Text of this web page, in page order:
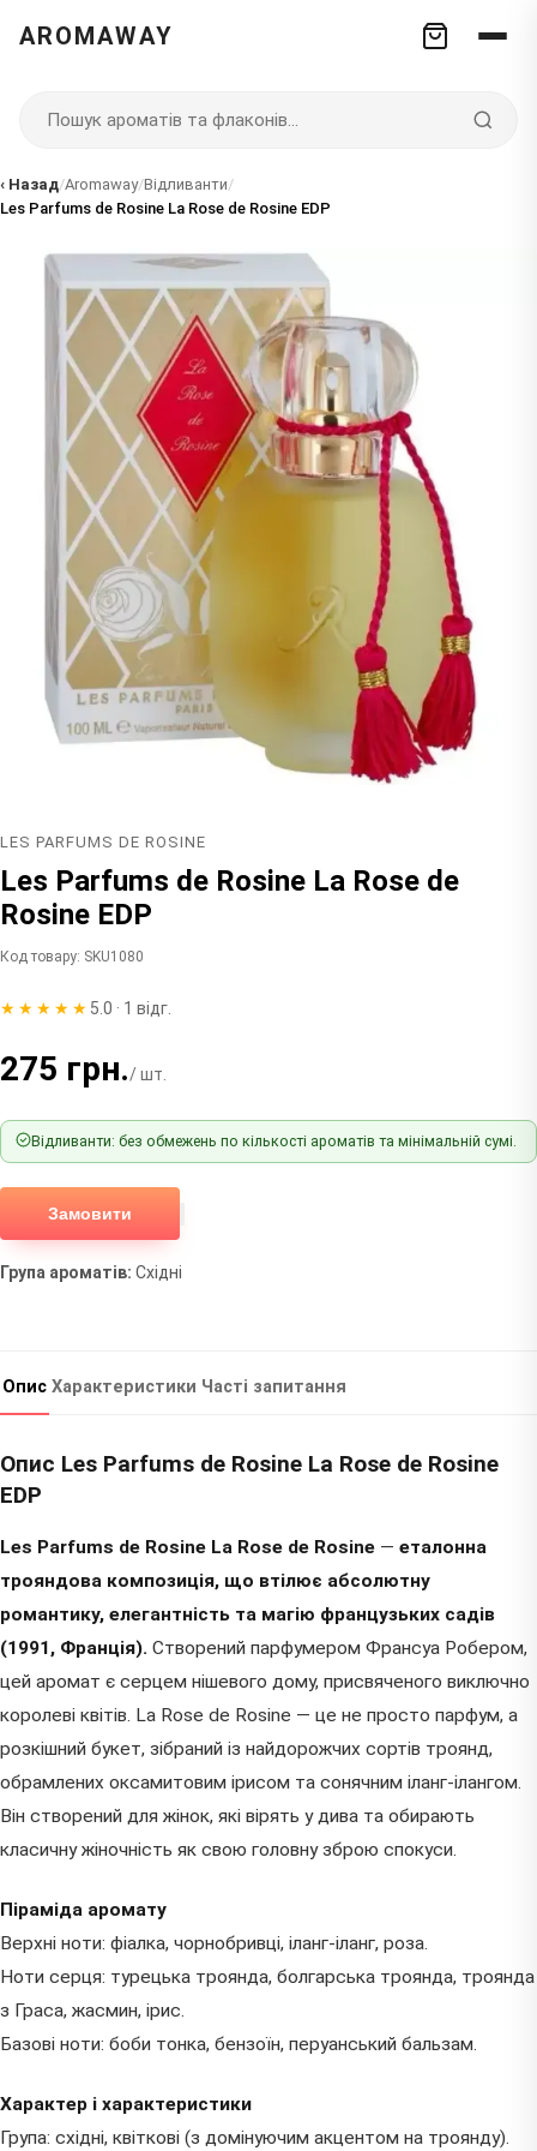
AROMAWAY
‹ Назад/Aromaway/Відливанти/
Les Parfums de Rosine La Rose de Rosine EDP
LES PARFUMS DE ROSINE
Les Parfums de Rosine La Rose de
Rosine EDP
Код товару: SKU1080
★★★★★ 5.0 · 1 відг.
275 грн./ шт.
Відливанти: без обмежень по кількості ароматів та мінімальній сумі.
Замовити
Група ароматів: Східні
Опис Характеристики Часті запитання
Опис Les Parfums de Rosine La Rose de Rosine
EDP
Les Parfums de Rosine La Rose de Rosine — еталонна
трояндова композиція, що втілює абсолютну
романтику, елегантність та магію французьких садів
(1991, Франція). Створений парфумером Франсуа Робером,
цей аромат є серцем нішевого дому, присвяченого виключно
королеві квітів. La Rose de Rosine — це не просто парфум, а
розкішний букет, зібраний із найдорожчих сортів троянд,
обрамлених оксамитовим ірисом та сонячним іланг-ілангом.
Він створений для жінок, які вірять у дива та обирають
класичну жіночність як свою головну зброю спокуси.
Піраміда аромату
Верхні ноти: фіалка, чорнобривці, іланг-іланг, роза.
Ноти серця: турецька троянда, болгарська троянда, троянда
з Граса, жасмин, ірис.
Базові ноти: боби тонка, бензоїн, перуанський бальзам.
Характер і характеристики
Група: східні, квіткові (з домінуючим акцентом на троянду).